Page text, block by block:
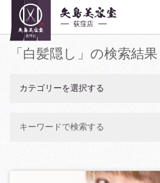
JR荻窪駅 南口 徒歩30秒
平日10:00〜20:00 土曜 10:00〜20:00
03-6383-
着付け・ヘアメイク
「白髪隠し」の検索結果
カテゴリーを選択する